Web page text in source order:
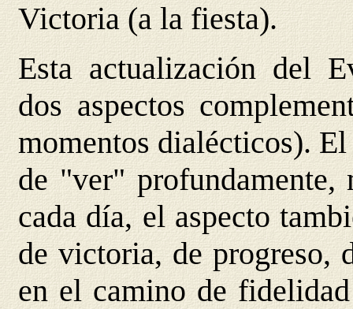
Victoria (a la fiesta).
Esta actualización del
dos aspectos
momentos dialécticos).
de "ver"
cada día, el aspecto
de victoria, de progreso,
en el camino de